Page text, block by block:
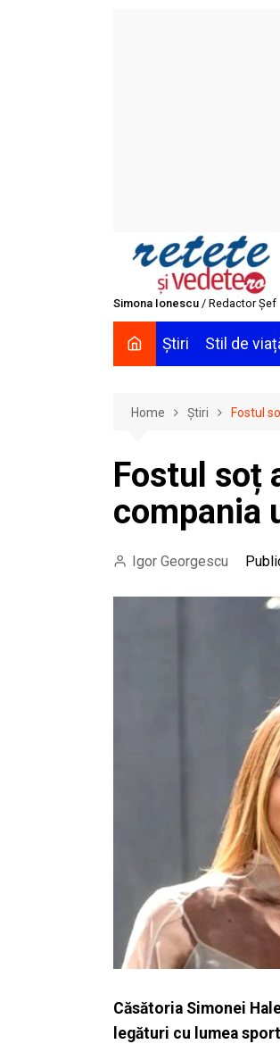
Simona Ionescu / Redactor Șef
Știri Stil de
Home Știri Fostul
Fostul soț
compania
Igor Georgescu
Căsătoria Simonei
legături cu lumea